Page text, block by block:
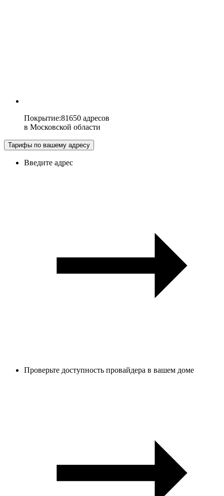
Покрытие:81650 адресов
в Московской области
Тарифы по вашему адресу
Введите адрес
Проверьте доступность провайдера в вашем доме